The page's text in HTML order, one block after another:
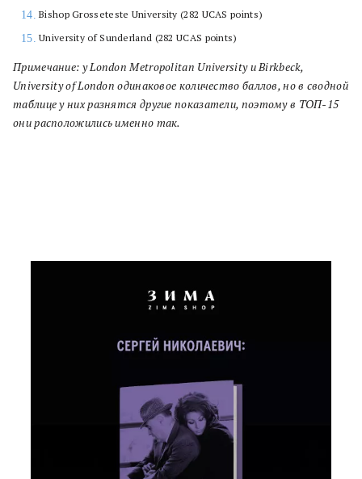
Bishop Grosseteste University (282 UCAS points)
University of Sunderland (282 UCAS points)
Примечание: у London Metropolitan University и Birkbeck,
University of London одинаковое количество баллов, но в сводной
таблице у них разнятся другие показатели, поэтому в ТОП-15
они расположились именно так.